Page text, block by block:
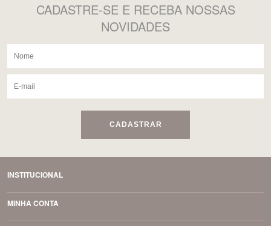
CADASTRE-SE E RECEBA NOSSAS
NOVIDADES
CADASTRAR
INSTITUCIONAL
MINHA CONTA